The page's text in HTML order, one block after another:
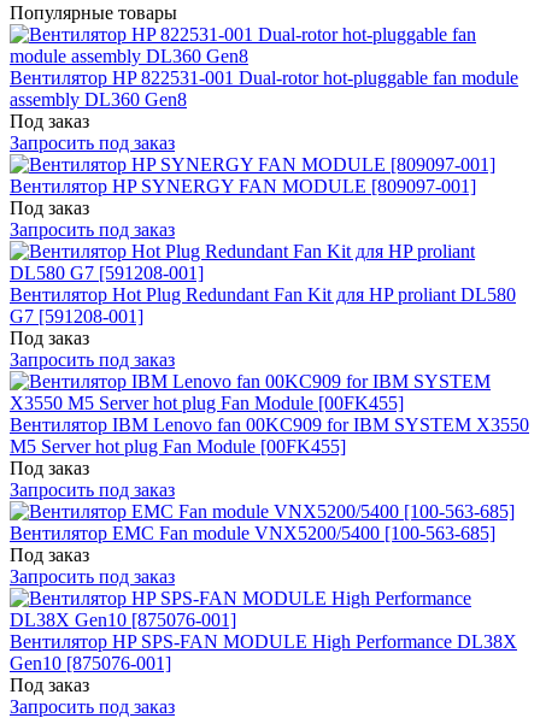
Популярные товары
Вентилятор HP 822531-001 Dual-rotor hot-pluggable fan module
assembly DL360 Gen8
Под заказ
Запросить под заказ
Вентилятор HP SYNERGY FAN MODULE [809097-001]
Под заказ
Запросить под заказ
Вентилятор Hot Plug Redundant Fan Kit для HP proliant DL580
G7 [591208-001]
Под заказ
Запросить под заказ
Вентилятор IBM Lenovo fan 00KC909 for IBM SYSTEM X3550
M5 Server hot plug Fan Module [00FK455]
Под заказ
Запросить под заказ
Вентилятор EMC Fan module VNX5200/5400 [100-563-685]
Под заказ
Запросить под заказ
Вентилятор HP SPS-FAN MODULE High Performance DL38X
Gen10 [875076-001]
Под заказ
Запросить под заказ